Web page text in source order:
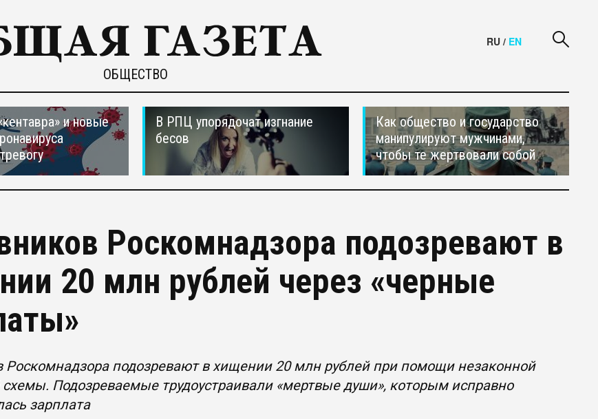
ОБЩЕСТВО
RU / EN
и новые
В РПЦ упорядочат изгнание
бесов
Как общество и государство
манипулируют мужчинами,
чтобы те жертвовали собой
Роскомнадзора подозревают в
20 млн рублей через «черные
Роскомнадзора подозревают в хищении 20 млн рублей при помощи незаконной
схемы. Подозреваемые трудоустраивали «мертвые души», которым исправно
зарплата